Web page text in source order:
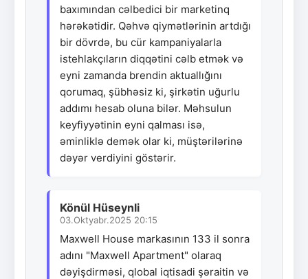
baxımından cəlbedici bir marketinq
hərəkətidir. Qəhvə qiymətlərinin artdığı
bir dövrdə, bu cür kampaniyalarla
istehlakçıların diqqətini cəlb etmək və
eyni zamanda brendin aktuallığını
qorumaq, şübhəsiz ki, şirkətin uğurlu
addımı hesab oluna bilər. Məhsulun
keyfiyyətinin eyni qalması isə,
əminliklə demək olar ki, müştərilərinə
dəyər verdiyini göstərir.
Könül Hüseynli
03.Oktyabr.2025 20:15
Maxwell House markasının 133 il sonra
adını "Maxwell Apartment" olaraq
dəyişdirməsi, qlobal iqtisadi şəraitin və